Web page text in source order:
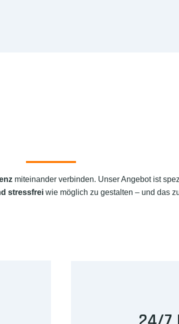
miteinander verbinden. Unser Angebot ist
stressfreiwie möglich zu gestalten – und das